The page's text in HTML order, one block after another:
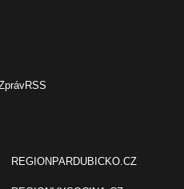
RSS
REGIONPARDUBICKO.CZ